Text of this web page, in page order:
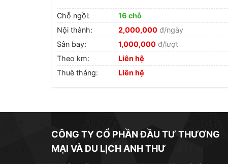
Chỗ ngồi:
16 chỗ
Nội thành:
2,000,000 đ/ngày
Sân bay:
1,000,000 đ/lượt
Theo km:
Liên hệ
Thuê tháng:
Liên hệ
CÔNG TY CỔ PHẦN ĐẦU TƯ THƯƠNG
MẠI VÀ DU LỊCH ANH THƯ